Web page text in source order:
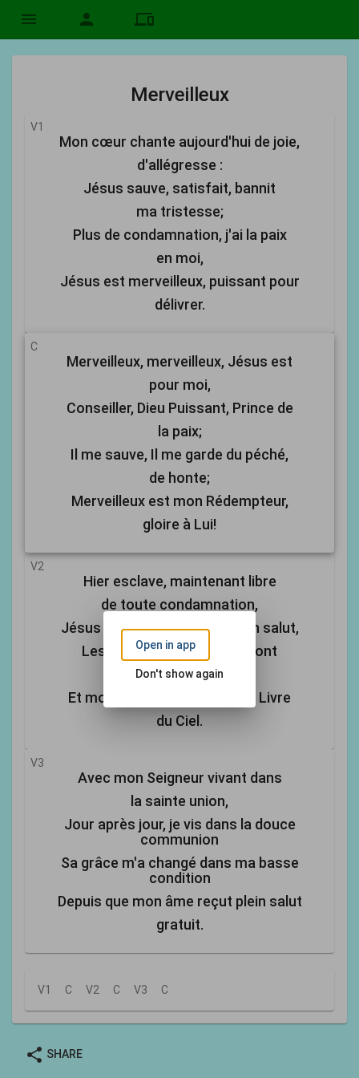
menu person devices
Merveilleux
V1
Mon cœur chante aujourd'hui de joie,
d'allégresse :
Jésus sauve, satisfait, bannit
ma tristesse;
Plus de condamnation, j'ai la paix
en moi,
Jésus est merveilleux, puissant pour
délivrer.
C
Merveilleux, merveilleux, Jésus est
pour moi,
Conseiller, Dieu Puissant, Prince de
la paix;
Il me sauve, Il me garde du péché,
de honte;
Merveilleux est mon Rédempteur,
gloire à Lui!
V2
Hier esclave, maintenant libre
de toute condamnation,
Jésus donne liberté et un plein salut,
Les péchés du passé me sont
pardonnés
Et mon nom est écrit dans le Livre
du Ciel.
V3
Avec mon Seigneur vivant dans
la sainte union,
Jour après jour, je vis dans la douce
communion
Sa grâce m'a changé dans ma basse
condition
Depuis que mon âme reçut plein salut
gratuit.
V1 C V2 C V3 C
share SHARE
Open in app
Don't show again